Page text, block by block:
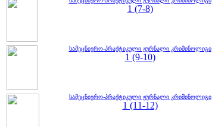
1 (7-8)
სამეცნიერო-პრაქტიკული ჟურნალი კრიმინოლიგი
1 (9-10)
სამეცნიერო-პრაქტიკული ჟურნალი კრიმინოლიგი
1 (11-12)